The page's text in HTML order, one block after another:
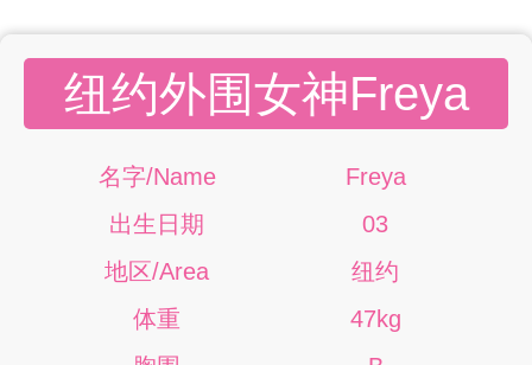
纽约外围女神Freya
名字/Name
Freya
出生日期
03
地区/Area
纽约
体重
47kg